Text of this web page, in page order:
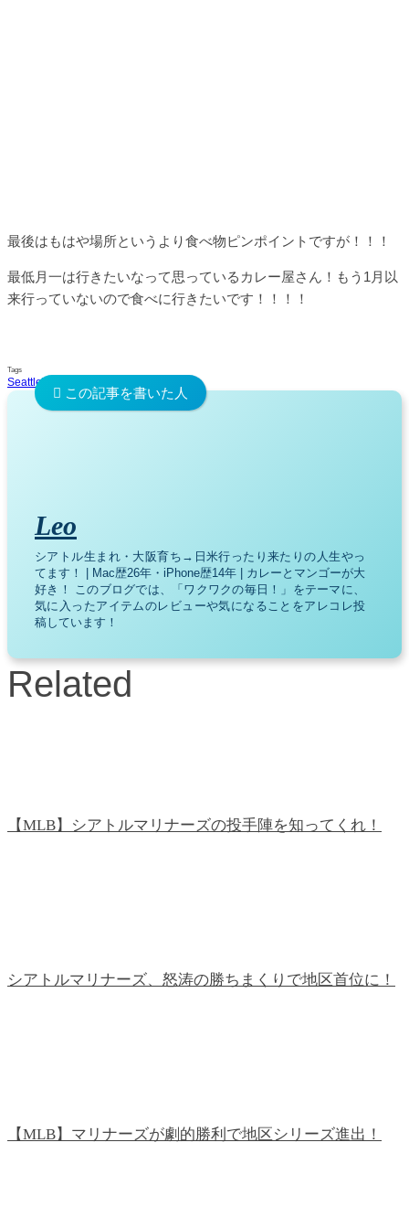
最後はもはや場所というより食べ物ピンポイントですが！！！
最低月一は行きたいなって思っているカレー屋さん！もう1月以
来行っていないので食べに行きたいです！！！！
Tags
Seattle
Leo
シアトル生まれ・大阪育ち→日米行ったり来たりの人生やっ
てます！ | Mac歴26年・iPhone歴14年 | カレーとマンゴーが大
好き！ このブログでは、「ワクワクの毎日！」をテーマに、
気に入ったアイテムのレビューや気になることをアレコレ投
稿しています！
Related
【MLB】シアトルマリナーズの投手陣を知ってくれ！
シアトルマリナーズ、怒涛の勝ちまくりで地区首位に！
【MLB】マリナーズが劇的勝利で地区シリーズ進出！